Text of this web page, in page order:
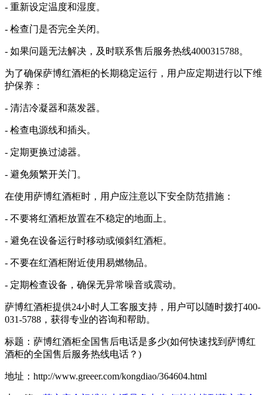
- 重新设定温度和湿度。
- 检查门是否完全关闭。
- 如果问题无法解决，及时联系售后服务热线4000315788。
为了确保萨博红酒柜的长期稳定运行，用户应定期进行以下维
护保养：
- 清洁冷凝器和蒸发器。
- 检查电源线和插头。
- 定期更换过滤器。
- 避免频繁开关门。
在使用萨博红酒柜时，用户应注意以下安全防范措施：
- 不要将红酒柜放置在不稳定的地面上。
- 避免在设备运行时移动或倾斜红酒柜。
- 不要在红酒柜附近使用易燃物品。
- 定期检查设备，确保无异常噪音或震动。
萨博红酒柜提供24小时人工客服支持，用户可以随时拨打400-
031-5788，获得专业的咨询和帮助。
标题：萨博红酒柜全国售后电话是多少(如何快速找到萨博红
酒柜的全国售后服务热线电话？)
地址：http://www.greeer.com/kongdiao/364604.html